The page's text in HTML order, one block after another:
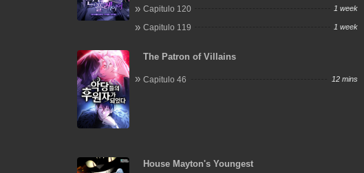
Capitulo 120 1 week
Capitulo 119 1 week
The Patron of Villains
Capitulo 46 12 mins
House Mayton's Youngest